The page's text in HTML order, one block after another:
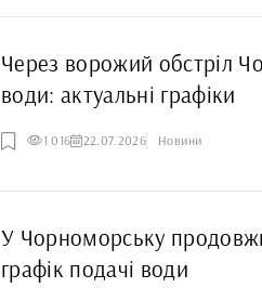
Через ворожий обстріл
води: актуальні графіки
1 016 22.07.2026 Новини
У Чорноморську
графік подачі води